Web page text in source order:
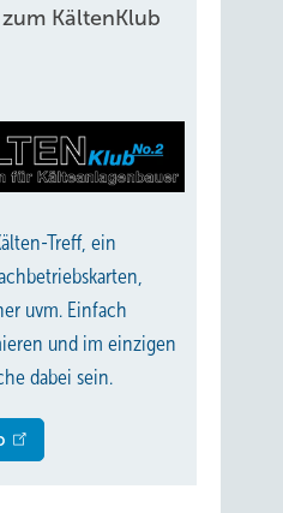
KältenKlub
Treff, ein
uvm. Einfach
und im einzigen
dabei sein.